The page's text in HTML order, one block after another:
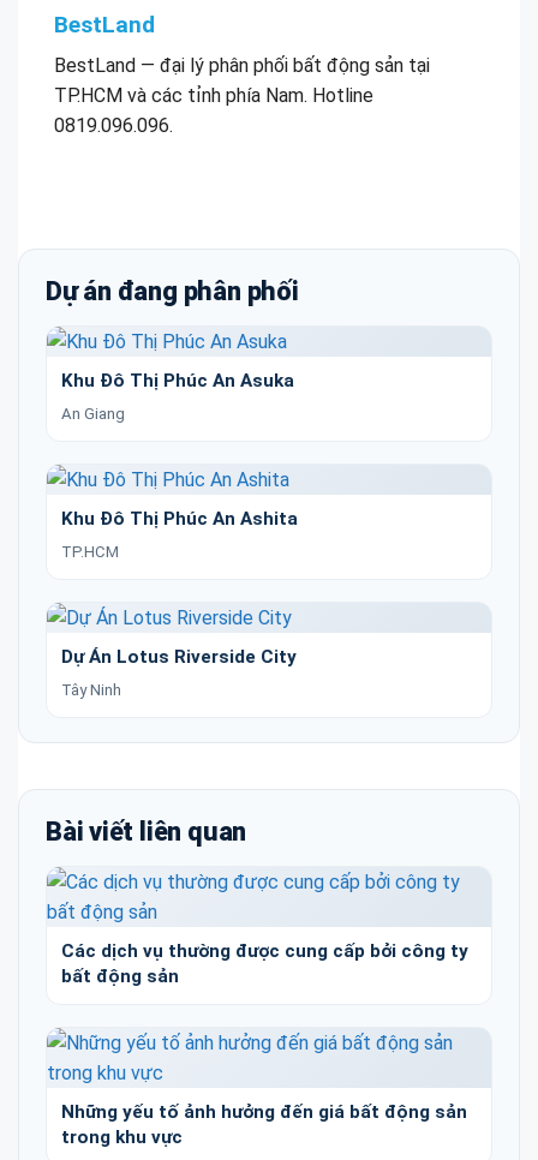
BestLand
BestLand — đại lý phân phối bất động sản tại
TP.HCM và các tỉnh phía Nam. Hotline
0819.096.096.
Dự án đang phân phối
Khu Đô Thị Phúc An Asuka
An Giang
Khu Đô Thị Phúc An Ashita
TP.HCM
Dự Án Lotus Riverside City
Tây Ninh
Bài viết liên quan
Các dịch vụ thường được cung cấp bởi công ty
bất động sản
Những yếu tố ảnh hưởng đến giá bất động sản
trong khu vực